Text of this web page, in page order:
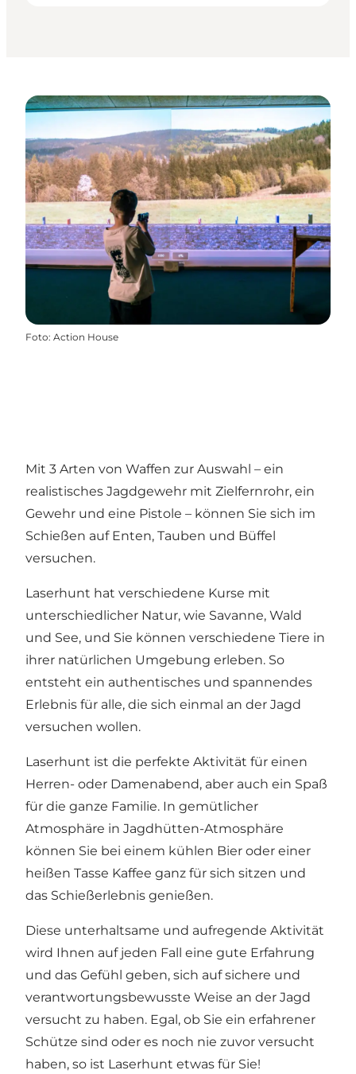
Foto: Action House
Mit 3 Arten von Waffen zur Auswahl – ein
realistisches Jagdgewehr mit Zielfernrohr, ein
Gewehr und eine Pistole – können Sie sich im
Schießen auf Enten, Tauben und Büffel
versuchen.
Laserhunt hat verschiedene Kurse mit
unterschiedlicher Natur, wie Savanne, Wald
und See, und Sie können verschiedene Tiere in
ihrer natürlichen Umgebung erleben. So
entsteht ein authentisches und spannendes
Erlebnis für alle, die sich einmal an der Jagd
versuchen wollen.
Laserhunt ist die perfekte Aktivität für einen
Herren- oder Damenabend, aber auch ein Spaß
für die ganze Familie. In gemütlicher
Atmosphäre in Jagdhütten-Atmosphäre
können Sie bei einem kühlen Bier oder einer
heißen Tasse Kaffee ganz für sich sitzen und
das Schießerlebnis genießen.
Diese unterhaltsame und aufregende Aktivität
wird Ihnen auf jeden Fall eine gute Erfahrung
und das Gefühl geben, sich auf sichere und
verantwortungsbewusste Weise an der Jagd
versucht zu haben. Egal, ob Sie ein erfahrener
Schütze sind oder es noch nie zuvor versucht
haben, so ist Laserhunt etwas für Sie!